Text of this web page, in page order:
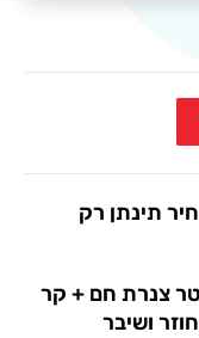
תינתן רק
קומפלט המחיר כולל 4 מטר צנרת חם + קר
ושיבר